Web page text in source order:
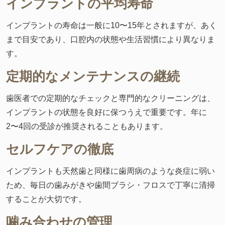
インプラントの平均寿命
インプラントの寿命は一般に10〜15年とされますが、あく
まで目安であり、口腔内の状態や生活習慣により異なりま
す。
定期的なメンテナンスの継続
歯医者での定期的なチェックと専門的なクリーニングは、
インプラントの状態を良好に保つうえで重要です。年に
2〜4回の受診が推奨されることもあります。
セルフケアの徹底
インプラントも天然歯と同様に歯周病のような炎症に弱い
ため、毎日の歯みがきや歯間ブラシ・フロスで丁寧に清掃
することが大切です。
噛み合わせの管理